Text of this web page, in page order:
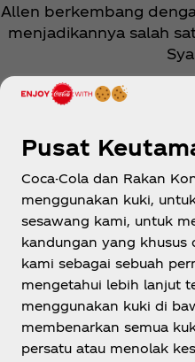
Allen berkembang
menjadikannya salah
Tentang Kami
Pusat
Coca-Cola dan Rakan
menggunakan kuki,
sesawang kami, untuk
kandungan yang
kami sebagai sebuah
mengetahui lebih lanjut
menggunakan kuki di
membenarkan semua
persatu atau menolak